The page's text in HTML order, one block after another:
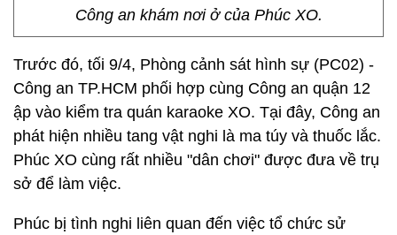
Công an khám nơi ở của Phúc XO.
Trước đó, tối 9/4, Phòng cảnh sát hình sự (PC02) -
Công an TP.HCM phối hợp cùng Công an quận 12
ập vào kiểm tra quán karaoke XO. Tại đây, Công an
phát hiện nhiều tang vật nghi là ma túy và thuốc lắc.
Phúc XO cùng rất nhiều "dân chơi" được đưa về trụ
sở để làm việc.
Phúc bị tình nghi liên quan đến việc tổ chức sử